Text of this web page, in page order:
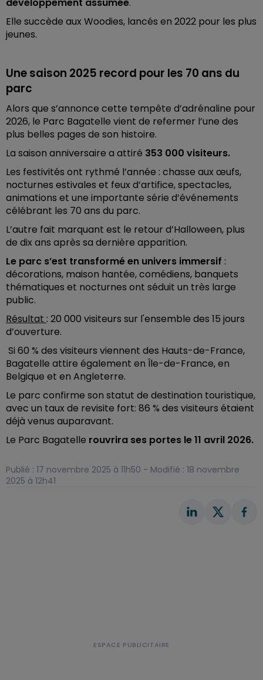
Elle succède aux Woodies, lancés en 2022 pour les plus
jeunes.
Une saison 2025 record pour les 70 ans du
parc
Alors que s’annonce cette tempête d’adrénaline pour
2026, le Parc Bagatelle vient de refermer l’une des
plus belles pages de son histoire.
La saison anniversaire a attiré 353 000 visiteurs.
Les festivités ont rythmé l’année : chasse aux œufs,
nocturnes estivales et feux d’artifice, spectacles,
animations et une importante série d’événements
célébrant les 70 ans du parc.
L’autre fait marquant est le retour d’Halloween, plus
de dix ans après sa dernière apparition.
Le parc s’est transformé en univers immersif :
décorations, maison hantée, comédiens, banquets
thématiques et nocturnes ont séduit un très large
public.
Résultat : 20 000 visiteurs sur l'ensemble des 15 jours
d’ouverture.
Si 60 % des visiteurs viennent des Hauts-de-France,
Bagatelle attire également en Île-de-France, en
Belgique et en Angleterre.
Le parc confirme son statut de destination touristique,
avec un taux de revisite fort: 86 % des visiteurs étaient
déjà venus auparavant.
Le Parc Bagatelle rouvrira ses portes le 11 avril 2026.
Publié : 17 novembre 2025 à 11h50 - Modifié : 18 novembre
2025 à 12h41